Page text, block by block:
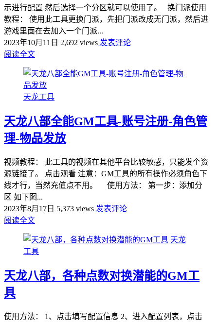
示进行配置 然后选择一个分区就可以使用了。 换门派使用
教程： 使用此工具更换门派，先把门派改成无门派，然后进
游戏里面在去加入一个门派...
2023年10月11日 2,692 views 发表评论
阅读全文
天龙工具
天龙八部全能GM工具-账号注册-角色管
理-物品发放
视频教程： 此工具的视频在其他平台比较敏感，只能发个资
源链接了。 点击观看 注意：GM工具的所有操作必须角色下
线才行，当然充值点不用。 使用方法： 第一步：添加分
区 如下图...
2023年8月17日 5,373 views 发表评论
阅读全文
天龙
工具
天龙八部，各种点数对换潜能的GM工
具
使用方法： 1、点击填写配置信息 2、进入配置列表，点击